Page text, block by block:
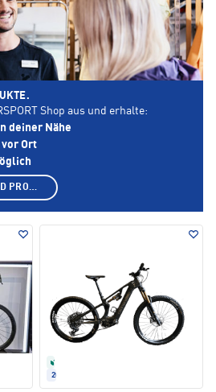
2024
Shop aus und erhalte:
deiner Nähe
Ort
SHOP AUSWÄHLEN UND PRODUKTE ANZEIGEN